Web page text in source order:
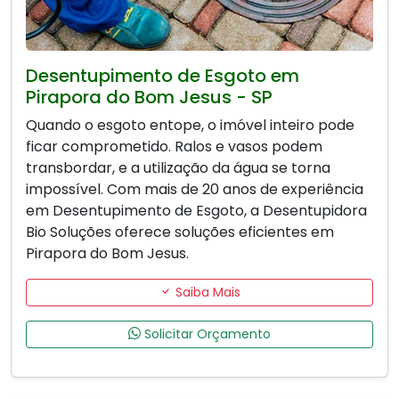
Desentupimento de Esgoto em
Pirapora do Bom Jesus - SP
Quando o esgoto entope, o imóvel inteiro pode
ficar comprometido. Ralos e vasos podem
transbordar, e a utilização da água se torna
impossível. Com mais de 20 anos de experiência
em Desentupimento de Esgoto, a Desentupidora
Bio Soluções oferece soluções eficientes em
Pirapora do Bom Jesus.
Saiba Mais
Solicitar Orçamento